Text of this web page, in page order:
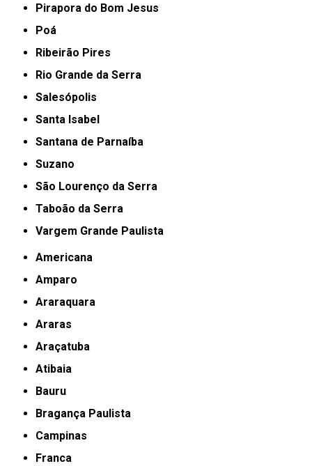
Pirapora do Bom Jesus
Poá
Ribeirão Pires
Rio Grande da Serra
Salesópolis
Santa Isabel
Santana de Parnaíba
Suzano
São Lourenço da Serra
Taboão da Serra
Vargem Grande Paulista
Americana
Amparo
Araraquara
Araras
Araçatuba
Atibaia
Bauru
Bragança Paulista
Campinas
Franca